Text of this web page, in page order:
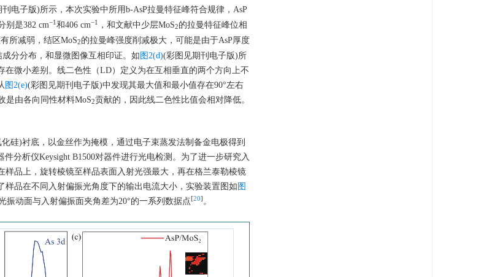
电子版)所示，本次实验中所用b-AsP拉曼特征峰符合规律，AsP
别是382 cm−1 和406 cm−1 ，和文献中少层MoS2的拉曼特征峰位相
所减弱，结区MoS2的拉曼峰强度削减极大，可能是由于AsP厚度
分分布，和显微图像互相印证。如图2(d)(彩图见期刊电子版)所
微小差别。线二色性（LD）定义为在互相垂直的两个方向上不
图2(e)(彩图见期刊电子版)中发现其最大值和最小值存在90°左右
是由各向同性材料MoS2贡献的，因此线二色性比值会相对降低。
硅)衬底，以金丝作为掩模，通过电子束蒸发法制备金电极得到
分析仪Keysight B1500对器件进行光电检测。为了进一步研究入
品上，旋转棱镜至样品表面入射光强最大，再在格兰泰勒棱镜
品在不同入射偏振光角度下的输出电流大小，实验装置图如 图
振动面与入射偏振面夹角差为20°的一系列数据点[20] 。